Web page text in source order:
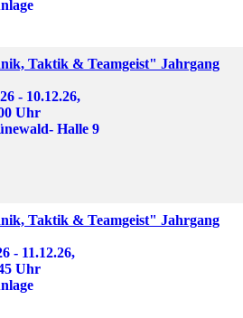
Taktik & Teamgeist" Jahrgang
- 10.12.26,
Uhr
Halle 9
Taktik & Teamgeist" Jahrgang
- 11.12.26,
Uhr